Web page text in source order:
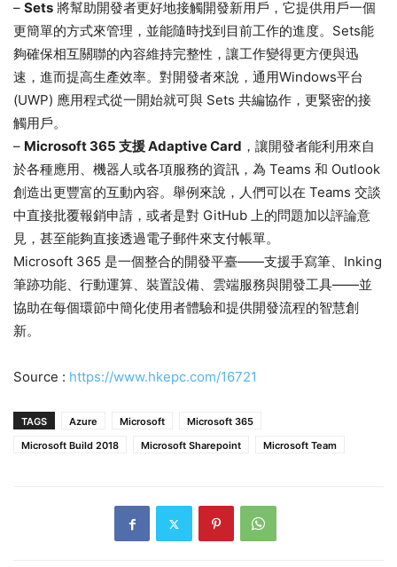
– Sets 將幫助開發者更好地接觸開發新用戶，它提供用戶一個
更簡單的方式來管理，並能隨時找到目前工作的進度。Sets能
夠確保相互關聯的內容維持完整性，讓工作變得更方便與迅
速，進而提高生產效率。對開發者來說，通用Windows平台
(UWP) 應用程式從一開始就可與 Sets 共編協作，更緊密的接
觸用戶。
– Microsoft 365 支援 Adaptive Card ，讓開發者能利用來自
於各種應用、機器人或各項服務的資訊，為 Teams 和 Outlook
創造出更豐富的互動內容。舉例來說，人們可以在 Teams 交談
中直接批覆報銷申請，或者是對 GitHub 上的問題加以評論意
見，甚至能夠直接透過電子郵件來支付帳單。
Microsoft 365 是一個整合的開發平臺——支援手寫筆、Inking
筆跡功能、行動運算、裝置設備、雲端服務與開發工具——並
協助在每個環節中簡化使用者體驗和提供開發流程的智慧創
新。
Source : https://www.hkepc.com/16721
TAGS Azure Microsoft
Microsoft 365
Microsoft Build 2018
Microsoft Sharepoint Microsoft Team